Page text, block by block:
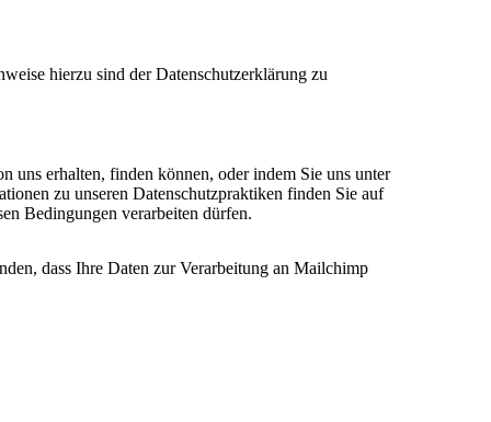
hierzu sind der Datenschutzerklärung zu
uns erhalten, finden können, oder indem Sie uns unter
zu unseren Datenschutzpraktiken finden Sie auf
Bedingungen verarbeiten dürfen.
dass Ihre Daten zur Verarbeitung an Mailchimp